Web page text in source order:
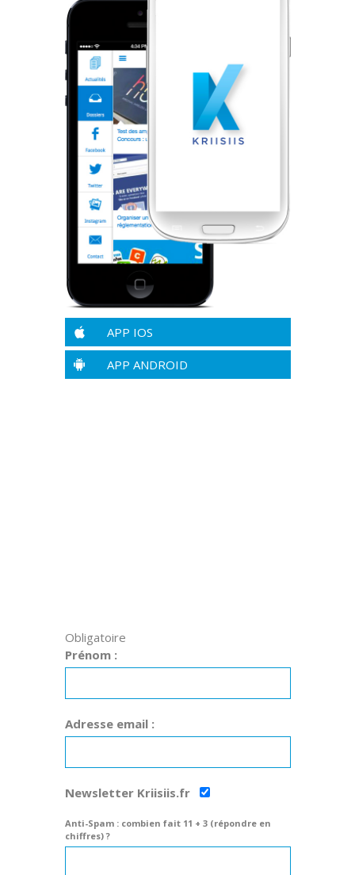
APP IOS
APP ANDROID
Obligatoire
Prénom :
Adresse email :
Newsletter Kriisiis.fr
Anti-Spam : combien fait 11 + 3 (répondre en
chiffres) ?